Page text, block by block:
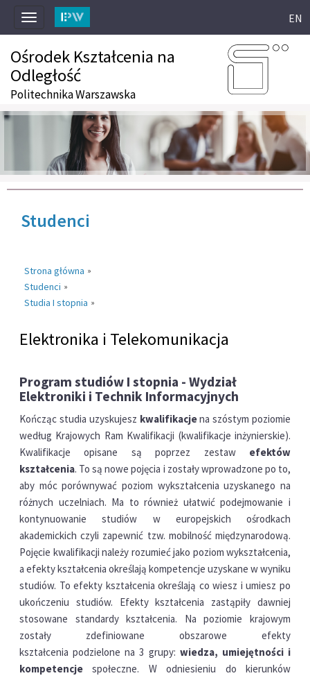
Toggle
navigation
EN
Ośrodek Kształcenia na
Odległość
Politechnika Warszawska
Studenci
Strona główna »
Studenci »
Studia I stopnia »
Elektronika i Telekomunikacja
Program studiów I stopnia - Wydział
Elektroniki i Technik Informacyjnych
Kończąc studia uzyskujesz kwalifikacjena szóstym poziomie
według Krajowych Ram Kwalifikacji (kwalifikacje inżynierskie).
Kwalifikacje opisane są poprzez zestaw efektów
kształcenia. To są nowe pojęcia i zostały wprowadzone po to,
aby móc porównywać poziom wykształcenia uzyskanego na
różnych uczelniach. Ma to również ułatwić podejmowanie i
kontynuowanie studiów w europejskich ośrodkach
akademickich czyli zapewnić tzw. mobilność międzynarodową.
Pojęcie kwalifikacji należy rozumieć jako poziom wykształcenia,
a efekty kształcenia określają kompetencje uzyskane w wyniku
studiów. To efekty kształcenia określają co wiesz i umiesz po
ukończeniu studiów. Efekty kształcenia zastąpiły dawniej
stosowane standardy kształcenia. Na poziomie krajowym
zostały zdefiniowane obszarowe efekty
kształcenia podzielone na 3 grupy: wiedza, umiejętności i
kompetencje społeczne. W odniesieniu do kierunków